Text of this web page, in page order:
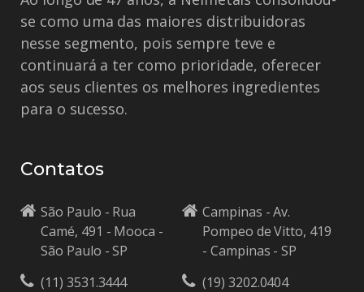
se como uma das maiores distribuidoras
nesse segmento, pois sempre teve e
continuará a ter como prioridade, oferecer
aos seus clientes os melhores ingredientes
para o sucesso.
Contatos
São Paulo - Rua
Camé, 491 - Mooca -
São Paulo - SP
(11) 3531.3444
Campinas - Av.
Pompeo de Vitto, 419
- Campinas - SP
(19) 3202.0404